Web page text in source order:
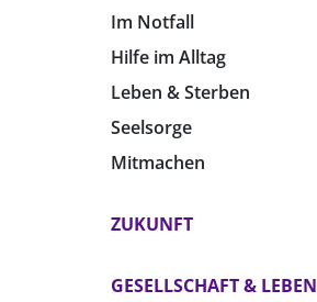
Im Notfall
Hilfe im Alltag
Leben & Sterben
Seelsorge
Mitmachen
ZUKUNFT
GESELLSCHAFT & LEBEN